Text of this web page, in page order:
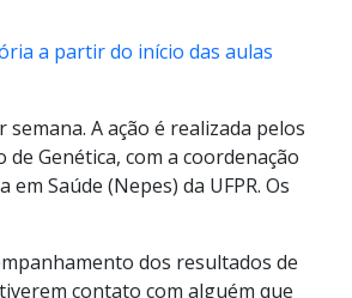
a partir do início das aulas
A ação é realizada pelos
Genética, com a coordenação
Saúde (Nepes) da UFPR. Os
dos resultados de
contato com alguém que